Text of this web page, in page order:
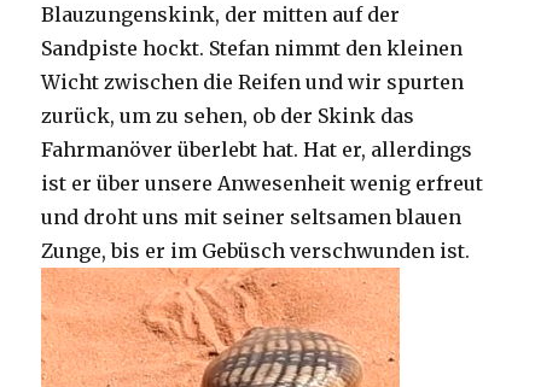
Blauzungenskink, der mitten auf der
Sandpiste hockt. Stefan nimmt den kleinen
Wicht zwischen die Reifen und wir spurten
zurück, um zu sehen, ob der Skink das
Fahrmanöver überlebt hat. Hat er, allerdings
ist er über unsere Anwesenheit wenig erfreut
und droht uns mit seiner seltsamen blauen
Zunge, bis er im Gebüsch verschwunden ist.